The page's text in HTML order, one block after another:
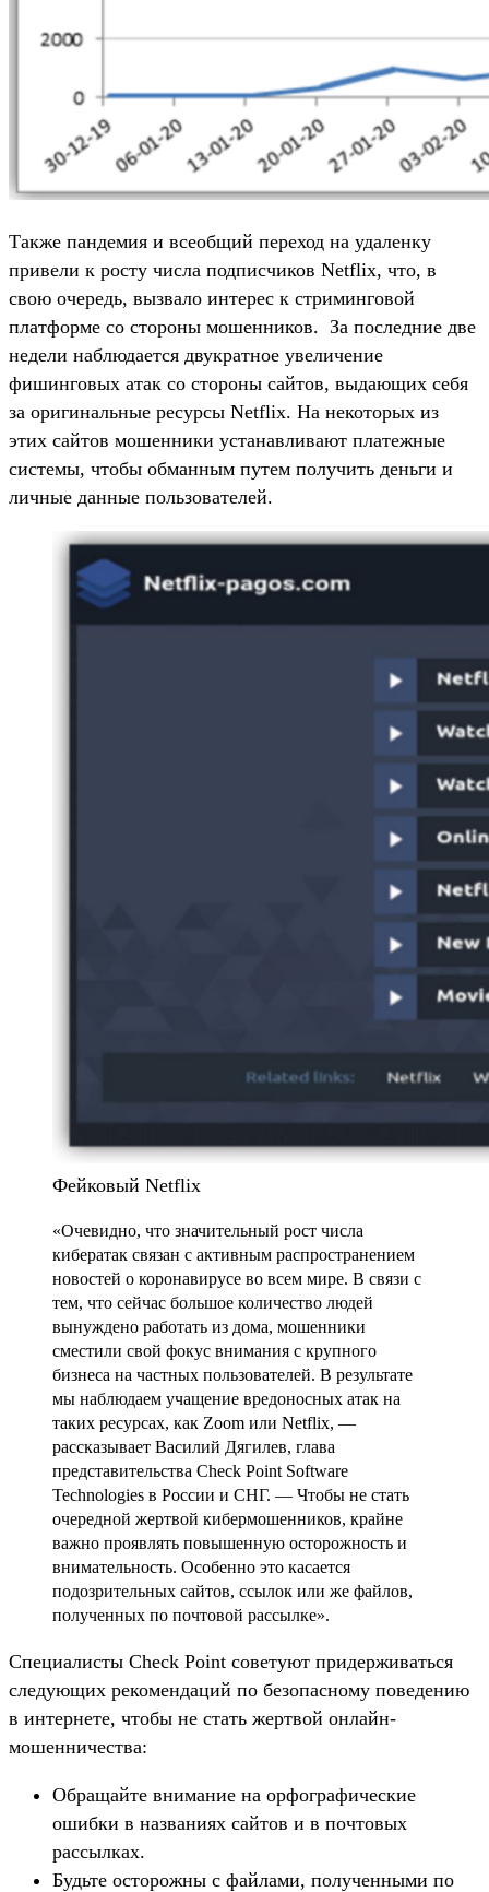
Также пандемия и всеобщий переход на удаленку
привели к росту числа подписчиков Netflix, что, в
свою очередь, вызвало интерес к стриминговой
платформе со стороны мошенников. За последние две
недели наблюдается двукратное увеличение
фишинговых атак со стороны сайтов, выдающих себя
за оригинальные ресурсы Netflix. На некоторых из
этих сайтов мошенники устанавливают платежные
системы, чтобы обманным путем получить деньги и
личные данные пользователей.
Фейковый Netflix
«Очевидно, что значительный рост числа
кибератак связан с активным распространением
новостей о коронавирусе во всем мире. В связи с
тем, что сейчас большое количество людей
вынуждено работать из дома, мошенники
сместили свой фокус внимания с крупного
бизнеса на частных пользователей. В результате
мы наблюдаем учащение вредоносных атак на
таких ресурсах, как Zoom или Netflix, —
рассказывает Василий Дягилев, глава
представительства Check Point Software
Technologies в России и СНГ. — Чтобы не стать
очередной жертвой кибермошенников, крайне
важно проявлять повышенную осторожность и
внимательность. Особенно это касается
подозрительных сайтов, ссылок или же файлов,
полученных по почтовой рассылке».
Специалисты Check Point советуют придерживаться
следующих рекомендаций по безопасному поведению
в интернете, чтобы не стать жертвой онлайн-
мошенничества:
Обращайте внимание на орфографические
ошибки в названиях сайтов и в почтовых
рассылках.
Будьте осторожны с файлами, полученными по